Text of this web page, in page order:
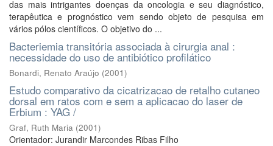
das mais intrigantes doenças da oncologia e seu diagnóstico,
terapêutica e prognóstico vem sendo objeto de pesquisa em
vários pólos científicos. O objetivo do ...
Bacteriemia transitória associada à cirurgia anal :
necessidade do uso de antibiótico profilático
Bonardi, Renato Araújo (2001)
Estudo comparativo da cicatrizacao de retalho cutaneo
dorsal em ratos com e sem a aplicacao do laser de
Erbium : YAG /
Graf, Ruth Maria (2001)
Orientador: Jurandir Marcondes Ribas Filho